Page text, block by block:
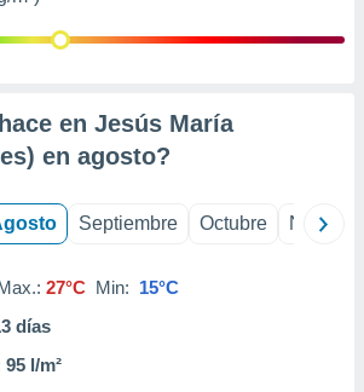
en Jesús María
en agosto?
Septiembre Octubre
27°C Min: 15°C
días
95 l/m²